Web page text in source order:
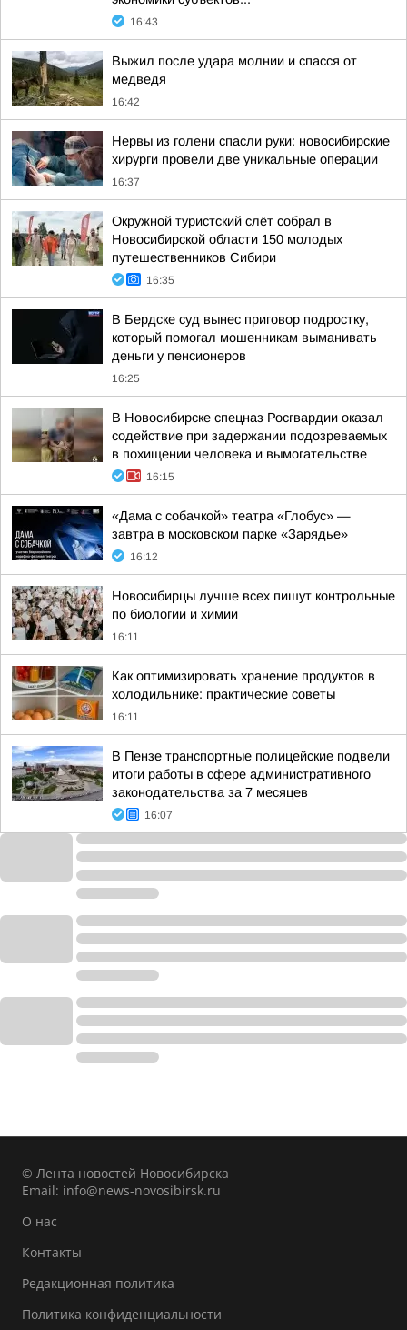
16:43
Выжил после удара молнии и спасся от
медведя
16:42
Нервы из голени спасли руки: новосибирские
хирурги провели две уникальные операции
16:37
Окружной туристский слёт собрал в
Новосибирской области 150 молодых
путешественников Сибири
16:35
В Бердске суд вынес приговор подростку,
который помогал мошенникам выманивать
деньги у пенсионеров
16:25
В Новосибирске спецназ Росгвардии оказал
содействие при задержании подозреваемых
в похищении человека и вымогательстве
16:15
«Дама с собачкой» театра «Глобус» —
завтра в московском парке «Зарядье»
16:12
Новосибирцы лучше всех пишут контрольные
по биологии и химии
16:11
Как оптимизировать хранение продуктов в
холодильнике: практические советы
16:11
В Пензе транспортные полицейские подвели
итоги работы в сфере административного
законодательства за 7 месяцев
16:07
© Лента новостей Новосибирска
Email: info@news-novosibirsk.ru
О нас
Контакты
Редакционная политика
Политика конфиденциальности